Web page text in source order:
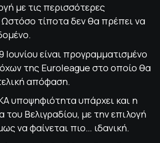
με τις περισσότερες
τίποτα δεν θα πρέπει να
Ιουνίου είναι προγραμματισμένο
της Euroleague στο οποίο θα
απόφαση.
υποψηφιότητα υπάρχει και η
Βελιγραδίου, με την επιλογή
να φαίνεται πιο… ιδανική.